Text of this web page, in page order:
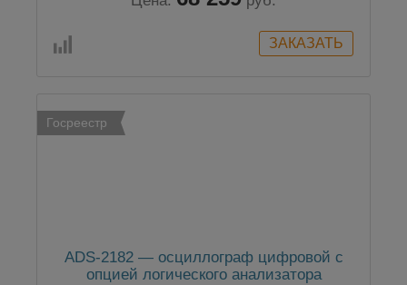
Госреестр
ADS-2182 — осциллограф цифровой с
опцией логического анализатора